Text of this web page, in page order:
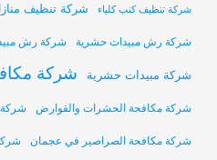
شركة تنظيف كنب كلباء شركة تنظيف
شركة رش مبيدات حشرية شركة رش
شركة مبيدات حشرية شركة
شركة مكافحة الحشرات والقوارض شركة
شركة مكافحة الصراصير في عجمان